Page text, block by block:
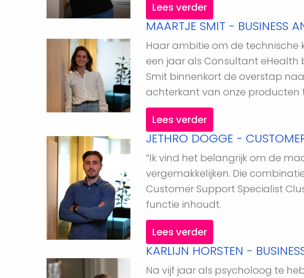
Lees verder
MAARTJE SMIT - BUSINESS
Haar ambitie om de technische
een jaar als Consultant
Smit binnenkort de overstap
achterkant van onze producten
Lees verder
JETHRO DOGGE -
“Ik vind het belangrijk om de
vergemakkelijken. Die
Customer Support Specialist
functie inhoudt.
Lees verder
KARLIJN HORSTEN -
Na vijf jaar als psycholoog te